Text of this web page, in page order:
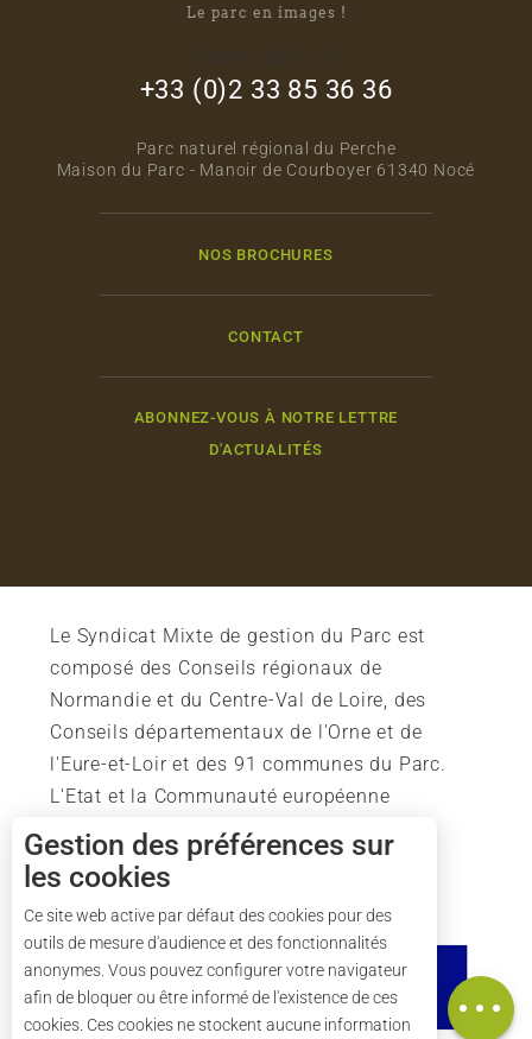
Description
Carte
Le parc en images !
+33 (0)2 33 85 36 36
Parc naturel régional du Perche
Maison du Parc - Manoir de Courboyer 61340 Nocé
NOS BROCHURES
CONTACT
ABONNEZ-VOUS À NOTRE LETTRE
D'ACTUALITÉS
Le Syndicat Mixte de gestion du Parc est
composé des Conseils régionaux de
Normandie et du Centre-Val de Loire, des
Conseils départementaux de l'Orne et de
l'Eure-et-Loir et des 91 communes du Parc.
L'Etat et la Communauté européenne
soutiennent également l'action du Parc.
Gestion des préférences sur
les cookies
Ce site web active par défaut des cookies pour des
outils de mesure d'audience et des fonctionnalités
anonymes. Vous pouvez configurer votre navigateur
afin de bloquer ou être informé de l'existence de ces
cookies. Ces cookies ne stockent aucune information